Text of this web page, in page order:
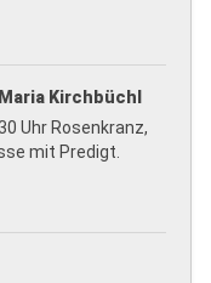
Kirchbüchl
Uhr Rosenkranz,
mit Predigt.